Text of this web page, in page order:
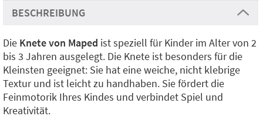
BESCHREIBUNG
Die Knete von Maped ist speziell für Kinder im Alter von 2
bis 3 Jahren ausgelegt. Die Knete ist besonders für die
Kleinsten geeignet: Sie hat eine weiche, nicht klebrige
Textur und ist leicht zu handhaben. Sie fördert die
Feinmotorik Ihres Kindes und verbindet Spiel und
Kreativität.